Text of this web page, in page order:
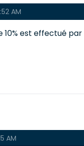
AM
est effectué
AM